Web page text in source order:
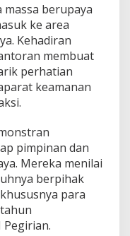
massa berupaya
ke area
Kehadiran
membuat
perhatian
keamanan
pimpinan dan
Mereka menilai
berpihak
para